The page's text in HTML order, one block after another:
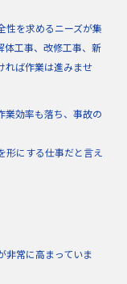
性を求めるニーズが集
体工事、改修工事、新
れば作業は進みませ
業効率も落ち、事故の
形にする仕事だと言え
非常に高まっていま